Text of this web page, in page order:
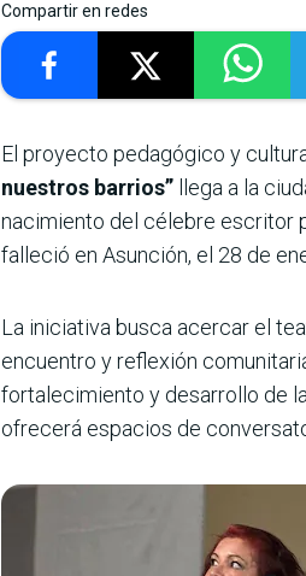
Compartir en redes
El proyecto pedagógico y
nuestros barrios” llega a la
nacimiento del célebre escritor
falleció en Asunción, el 28 de
La iniciativa busca acercar el
encuentro y reflexión
fortalecimiento y desarrollo de
ofrecerá espacios de